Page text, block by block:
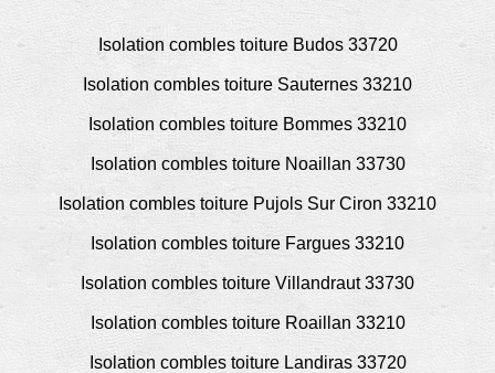
Isolation combles toiture Budos 33720
Isolation combles toiture Sauternes 33210
Isolation combles toiture Bommes 33210
Isolation combles toiture Noaillan 33730
Isolation combles toiture Pujols Sur Ciron 33210
Isolation combles toiture Fargues 33210
Isolation combles toiture Villandraut 33730
Isolation combles toiture Roaillan 33210
Isolation combles toiture Landiras 33720